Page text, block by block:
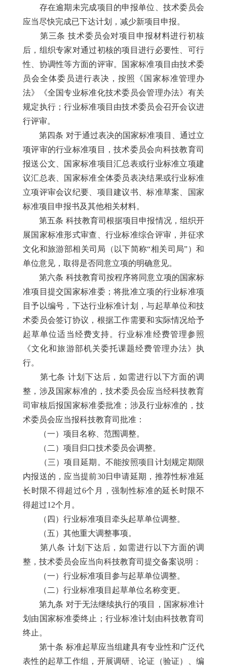
存在逾期未完成项目的申报单位、技术委员会
应当尽快完成已下达计划，减少新项目申报。
第三条 技术委员会对项目申报材料进行初核
后，组织专家对通过初核的项目进行必要性、可行
性、协调性等方面的评审。国家标准项目由技术委
员会全体委员进行表决，按照《国家标准管理办
法》《全国专业标准化技术委员会管理办法》有关
规定执行；行业标准项目由技术委员会召开会议进
行评审。
第四条 对于通过表决的国家标准项目、通过立
项评审的行业标准项目，技术委员会向科技教育司
报送公文、国家标准项目汇总表或行业标准立项建
议汇总表、国家标准全体委员表决结果或行业标准
立项评审会议纪要、项目建议书、标准草案、国家
标准项目申报书及其他相关材料。
第五条 科技教育司根据项目申报情况，组织开
展国家标准形式审查、行业标准综合评审，并征求
文化和旅游部相关司局（以下简称“相关司局”）和
单位意见，取得是否同意立项的明确意见。
第六条 科技教育司按程序将同意立项的国家标
准项目提交国家标准委；将批准立项的行业标准项
目予以编号，下达行业标准计划，与起草单位和技
术委员会签订协议，根据工作需要和实际情况给予
起草单位适当经费支持。行业标准经费管理参照
《文化和旅游部机关委托课题经费管理办法》执
行。
第七条 计划下达后，如需进行以下方面的调
整，涉及国家标准的，技术委员会应当经科技教育
司审核后报国家标准委批准；涉及行业标准的，技
术委员会应当报科技教育司批准：
（一）项目名称、范围调整。
（二）项目归口技术委员会调整。
（三）项目延期。不能按照项目计划规定期限
内报送的，应当提前30日申请延期，推荐性标准延
长时限不得超过6个月，强制性标准的延长时限不
得超过12个月。
（四）行业标准项目牵头起草单位调整。
（五）其他重大调整事项。
第八条 计划下达后，如需进行以下方面的调
整，技术委员会应当向科技教育司提交备案说明：
（一）行业标准项目参与起草单位调整。
（二）行业标准项目起草单位名称变更。
第九条 对于无法继续执行的项目，国家标准计
划由国家标准委终止；行业标准计划由科技教育司
终止。
第十条 标准起草应当组建具有专业性和广泛代
表性的起草工作组，开展调研、论证（验证）、编